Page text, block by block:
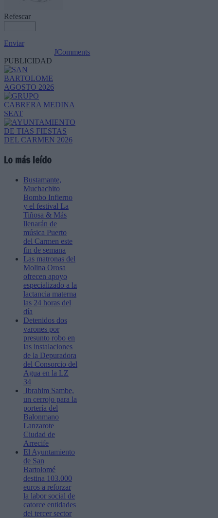
Refescar
Enviar
JComments
PUBLICIDAD
Lo más leído
Bustamante,
Muchachito
Bombo Infierno
y el festival La
Tiñosa & Más
llenarán de
música Puerto
del Carmen este
fin de semana
Las matronas del
Molina Orosa
ofrecen apoyo
especializado a la
lactancia materna
las 24 horas del
día
Detenidos dos
varones por
presunto robo en
las instalaciones
de la Depuradora
del Consorcio del
Agua en la LZ
34
Ibrahim Sambe,
un cerrojo para la
portería del
Balonmano
Lanzarote
Ciudad de
Arrecife
El Ayuntamiento
de San
Bartolomé
destina 103.000
euros a reforzar
la labor social de
catorce entidades
del tercer sector